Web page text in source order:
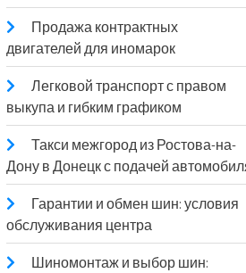
Продажа контрактных
двигателей для иномарок
Легковой транспорт с правом
выкупа и гибким графиком
Такси межгород из Ростова-на-
Дону в Донецк с подачей
Гарантии и обмен шин: условия
обслуживания центра
Шиномонтаж и выбор шин: